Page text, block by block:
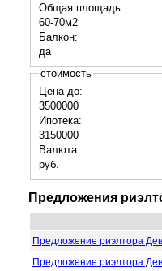
Общая площадь:
60-70м2
Балкон:
да
стоимость
Цена до:
3500000
Ипотека:
3150000
Валюта:
руб.
Предложения
Предложение риэлтора
Предложение риэлтора